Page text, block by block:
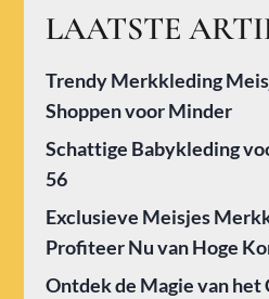
LAATSTE
Trendy Merkkleding
Shoppen voor Minder
Schattige Babykleding
56
Exclusieve Meisjes
Profiteer Nu van Hoge
Ontdek de Magie van